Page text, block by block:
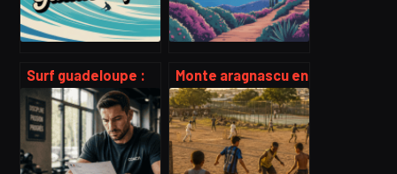
Surf guadeloupe :
spots, saisons et
conseils pour des
vagues réussies
Monte aragnascu en
corse du sud :
accès, randonnée
et points de vue